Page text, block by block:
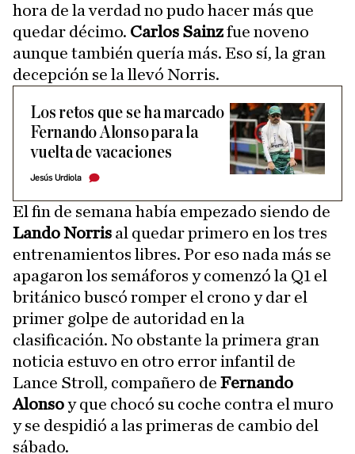
hora de la verdad no pudo hacer más que
quedar décimo. Carlos Sainzfue noveno
aunque también quería más. Eso sí, la gran
decepción se la llevó Norris.
Los retos que se ha marcado
Fernando Alonso para la
vuelta de vacaciones
Jesús Urdiola
El fin de semana había empezado siendo de
Lando Norris al quedar primero en los tres
entrenamientos libres. Por eso nada más se
apagaron los semáforos y comenzó la Q1 el
británico buscó romper el crono y dar el
primer golpe de autoridad en la
clasificación. No obstante la primera gran
noticia estuvo en otro error infantil de
Lance Stroll, compañero de Fernando
Alonsoy que chocó su coche contra el muro
y se despidió a las primeras de cambio del
sábado.